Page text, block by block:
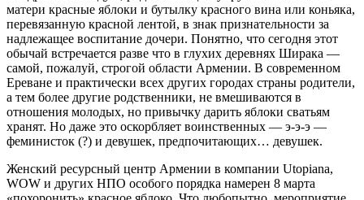
матери красные яблоки и бутылку красного вина или коньяка,
перевязанную красной лентой, в знак признательности за
надлежащее воспитание дочери. Понятно, что сегодня этот
обычай встречается разве что в глухих деревнях Ширака —
самой, пожалуй, строгой области Армении. В современном
Ереване и практически всех других городах страны родители,
а тем более другие родственники, не вмешиваются в
отношения молодых, но привычку дарить яблоки сватьям
хранят. Но даже это оскорбляет воинственных — э-э-э —
феминисток (?) и девушек, предпочитающих… девушек.
Женский ресурсный центр Армении в компании Utopiana,
WOW и других НПО особого порядка намерен 8 марта